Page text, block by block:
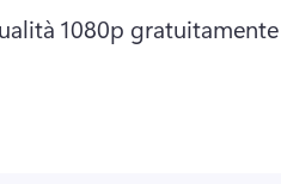
1080p gratuitamente